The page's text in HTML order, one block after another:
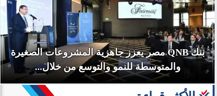
بنك QNB مصر يعزز جاهزية المشروعات الصغيرة
والمتوسطة للنمو والتوسع من خلال...